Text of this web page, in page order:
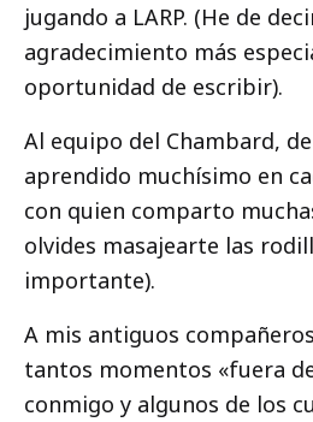
jugando a LARP. (He de
agradecimiento más
oportunidad de escribir).
Al equipo del Chambard,
aprendido muchísimo en
con quien comparto
olvides masajearte las
importante).
A mis antiguos
tantos momentos «fuera
conmigo y algunos de los